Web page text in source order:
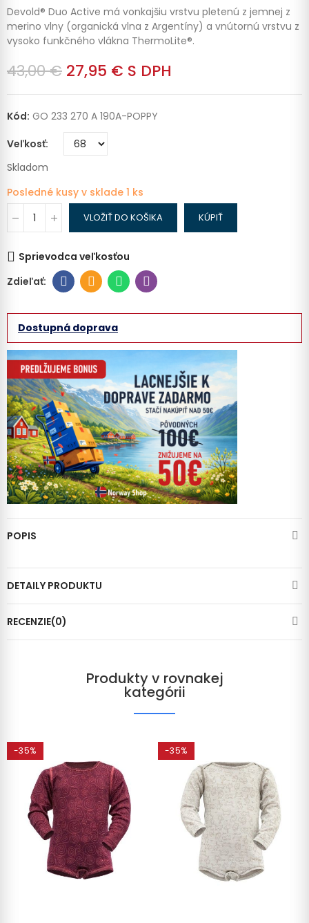
Devold® Duo Active má vonkajšiu vrstvu pletenú z jemnej z
merino vlny (organická vlna z Argentíny) a vnútornú vrstvu z
vysoko funkčného vlákna ThermoLite®.
43,00 € 27,95 € S DPH
Kód: GO 233 270 A 190A-POPPY
Veľkosť
Skladom
Posledné kusy v sklade 1 ks
VLOŽIŤ DO KOŠIKA KÚPIŤ
Sprievodca veľkosťou
Dostupná doprava
POPIS
DETAILY PRODUKTU
RECENZIE(0)
Produkty v rovnakej
kategórii
-35% -35%